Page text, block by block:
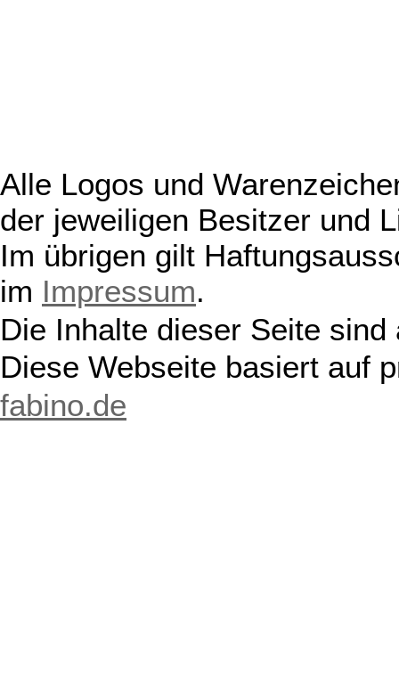
Alle Logos und
der jeweiligen Besitzer und
Im übrigen gilt
im Impressum.
Die Inhalte dieser Seite
Diese Webseite basiert auf
fabino.de